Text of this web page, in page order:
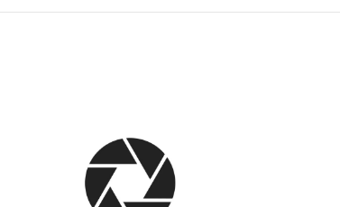
Traunsee
Hochzeitslocations OÖ